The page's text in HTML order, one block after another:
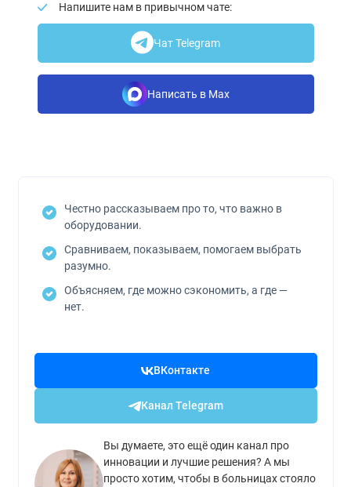
Напишите нам в привычном чате:
Чат Telegram
Написать в Max
Честно рассказываем про то, что важно в
оборудовании.
Сравниваем, показываем, помогаем выбрать
разумно.
Объясняем, где можно сэкономить, а где —
нет.
ВКонтакте
Канал Telegram
Вы думаете, это ещё один канал про
инновации и лучшие решения? А мы
просто хотим, чтобы в больницах стояло